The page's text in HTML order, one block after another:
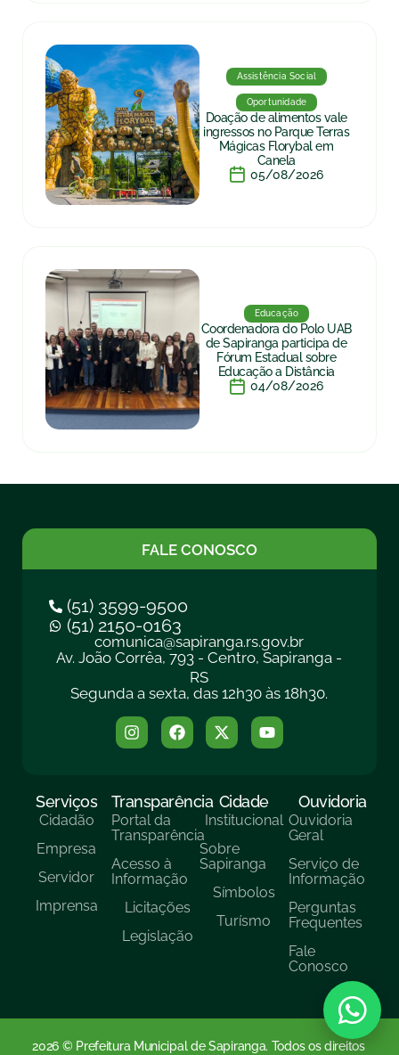
Assistência Social
Oportunidade
Doação de alimentos vale
ingressos no Parque Terras
Mágicas Florybal em
Canela
05/08/2026
Educação
Coordenadora do Polo UAB
de Sapiranga participa de
Fórum Estadual sobre
Educação a Distância
04/08/2026
FALE CONOSCO
(51) 3599-9500
(51) 2150-0163
comunica@sapiranga.rs.gov.br
Av. João Corrêa, 793 - Centro, Sapiranga -
RS
Segunda a sexta, das 12h30 às 18h30.
Serviços
Cidadão
Empresa
Servidor
Imprensa
Transparência
Portal da
Transparência
Acesso à
Informação
Licitações
Legislação
Cidade
Institucional
Sobre
Sapiranga
Símbolos
Turísmo
Ouvidoria
Ouvidoria
Geral
Serviço de
Informação
Perguntas
Frequentes
Fale
Conosco
2026 © Prefeitura Municipal de Sapiranga. Todos os direitos